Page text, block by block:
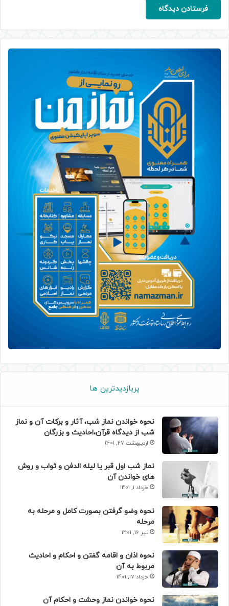
پربازدیدترین ها
نحوه خواندن نماز شب، آثار و برکات آن و نماز
شب از دیدگاه قرآن،احادیث و بزرگان
اردیبهشت 27, 1401
نماز شب اول قبر یا لیله الدفن و ثواب و روش
های خواندن آن
خرداد 1, 1401
نحوه وضو گرفتن بصورت کامل و مرحله به
مرحله
تیر 16, 1401
نحوه اذان و اقامه گفتن و احکام و احادیث
مربوط به آن
خرداد 17, 1401
نحوه خواندن نماز وحشت و احکام آن